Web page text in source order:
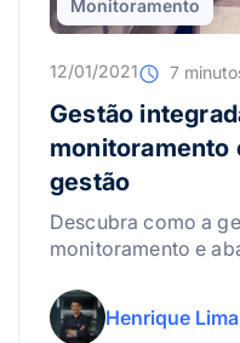
Monitoramento
12/01/2021 7
Gestão
monitoramento
gestão
Descubra como a
monitoramento e
gere relatórios
agora!Henrique Lima